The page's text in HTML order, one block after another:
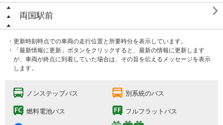
両国駅前 
・更新時刻時点での車両の走行位置と所要時分を表示しています。
・「最新情報に更新」ボタンをクリックすると、最新の情報に更新します
が、車両が終点に到着していた場合は、その旨を伝えるメッセージを表示
します。
ノンステップバス 別系統のバス
燃料電池バス フルフラットバス